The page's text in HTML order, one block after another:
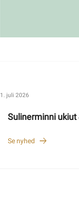
1. juli 2026
Sulinerminni ukiut
Se nyhed